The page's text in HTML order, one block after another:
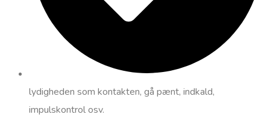
lydigheden som kontakten, gå pænt, indkald,
impulskontrol osv.